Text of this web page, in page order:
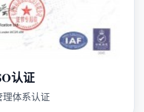
认证
理体系认证